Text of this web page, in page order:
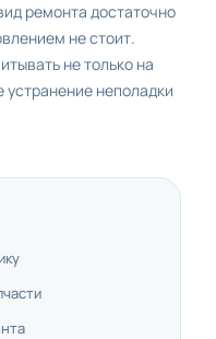
ремонта достаточно
не стоит.
не только на
неполадки